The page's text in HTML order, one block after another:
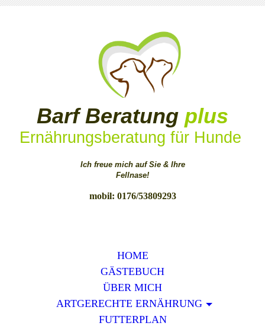
Barf Beratung plus
Ernährungsberatung für Hunde
Ich freue mich auf Sie & Ihre
Fellnase!
mobil: 0176/53809293
HOME
GÄSTEBUCH
ÜBER MICH
ARTGERECHTE ERNÄHRUNG
FUTTERPLAN